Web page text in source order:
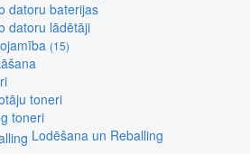
datoru baterijas
datoru lādētāji
(15)
toneri
toneri
Lodēšana un Reballing